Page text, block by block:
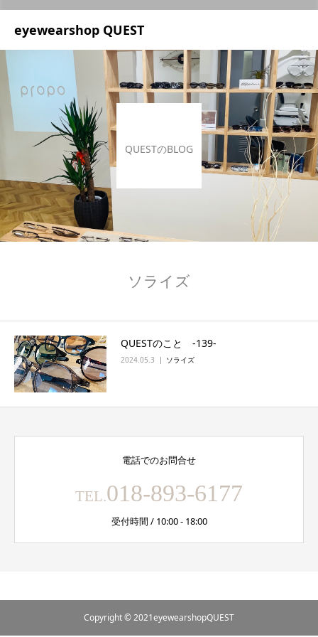
eyewearshop QUEST
QUESTのBLOG
ソライズ
QUESTのこと ‐139‐
2024.05.3 ソライズ
電話でのお問合せ
TEL.018-893-6177
受付時間 / 10:00 - 18:00
Copyright © 2021eyewearshopQUEST